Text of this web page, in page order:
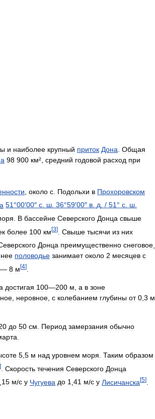
и наиболее крупный приток Дона Общая
98 900 км², средний годовой расход при
около с Подольхи в Прохоровском
51°00′00″ с. ш. 36°59′00″ в. д. / 51° с. ш.
В бассейне Северского Донца свыше
более 100 км [3] Свыше тысячи из них
Донца преимущественно снеговое
половодье занимает около 2 месяцев с
— 8 м [4]
достигая 100—200 м а в зоне
неровное с колебанием глубины от 0 3 м
до 50 см Период замерзания обычно
5 5 м над уровнем моря Таким образом
] Скорость течения Северского Донца
15 м/c у Чугуева до 1 41 м/с у Лисичанска[5]